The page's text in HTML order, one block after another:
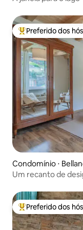
pequeno cemitério
visitar o túmulo de
morreu em 1865.
Entre os melhores
Preferido dos
Condomínio ⋅
Um recanto de
Entre os melhores
Preferido dos